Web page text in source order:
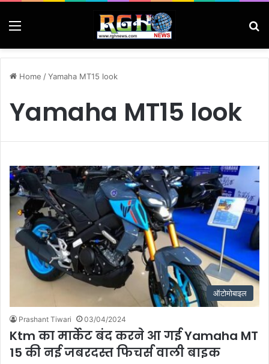
Menu
Home /Yamaha MT15 look
Yamaha MT15 look
ऑटोमोबाइल
Prashant Tiwari 03/04/2024
Ktm का मार्केट बंद करने आ गई Yamaha MT
15 की नई जबरदस्त फिचर्स वाली बाइक